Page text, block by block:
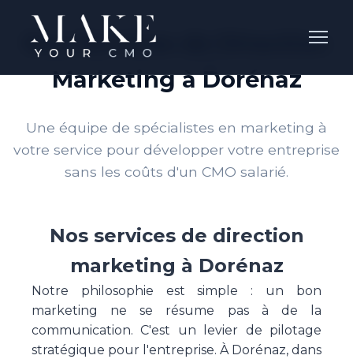
Nos Services de Direction
Marketing à Dorénaz
Une équipe de spécialistes en marketing à
votre service pour développer votre entreprise
sans les coûts d'un CMO salarié.
Nos services de direction
marketing à Dorénaz
Notre philosophie est simple : un bon
marketing ne se résume pas à de la
communication. C'est un levier de pilotage
stratégique pour l'entreprise. À Dorénaz, dans